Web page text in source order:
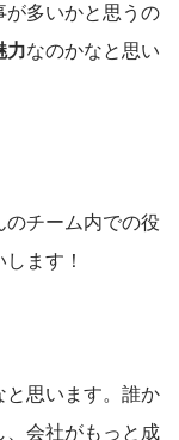
多いかと思うの
力なのかなと思い
チーム内での役
ます！
と思います。誰か
会社がもっと成